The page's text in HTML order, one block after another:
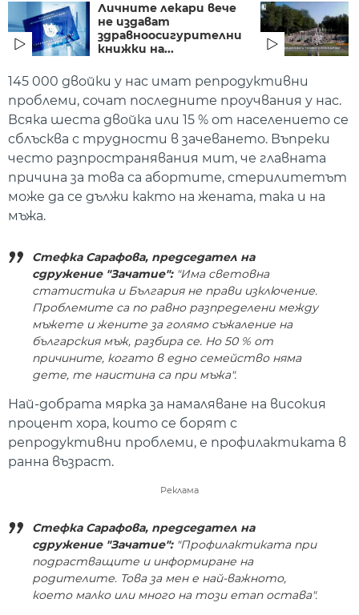
Личните лекари вече
не издават
здравноосигурителни
книжки на...
145 000 двойки у нас имат репродуктивни
проблеми, сочат последните проучвания у нас.
Всяка шеста двойка или 15 % от населението се
сблъсква с трудности в зачеването. Въпреки
често разпространявания мит, че главната
причина за това са абортите, стерилитетът
може да се дължи както на жената, така и на
мъжа.
Стефка Сарафова, председател на
сдружение "Зачатие": "Има световна
статистика и България не прави изключение.
Проблемите са по равно разпределени между
мъжете и жените за голямо съжаление на
българския мъж, разбира се. Но 50 % от
причините, когато в едно семейство няма
дете, те наистина са при мъжа".
Най-добрата мярка за намаляване на високия
процент хора, които се борят с
репродуктивни проблеми, е профилактиката в
ранна възраст.
Реклама
Стефка Сарафова, председател на
сдружение "Зачатие": "Профилактиката при
подрастващите и информиране на
родителите. Това за мен е най-важното,
което малко или много на този етап остава".